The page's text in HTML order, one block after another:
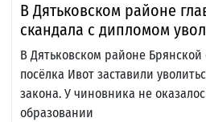
В Дятьковском районе
скандала с дипломом
В Дятьковском районе Брянской
посёлка Ивот заставили
закона. У чиновника не
образовании